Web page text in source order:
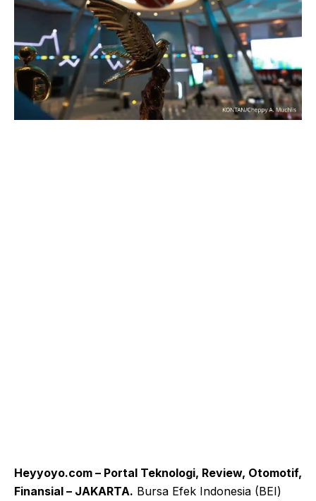
Heyyoyo.com – Portal Teknologi, Review, Otomotif,
Finansial – JAKARTA. Bursa Efek Indonesia (BEI)